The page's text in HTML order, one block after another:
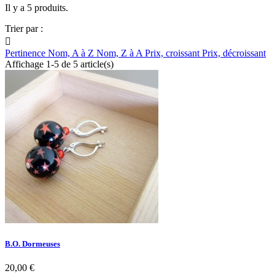
Il y a 5 produits.
Trier par :

Pertinence Nom, A à Z Nom, Z à A Prix, croissant Prix, décroissant
Affichage 1-5 de 5 article(s)
B.O. Dormeuses
20,00 €